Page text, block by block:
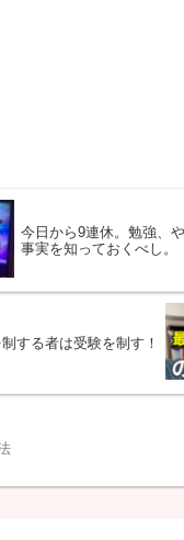
今日から9連休。勉強、
事実を知っておくべし。
する者は受験を制す！